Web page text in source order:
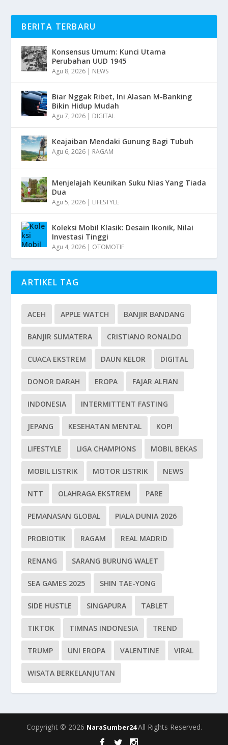
BERITA TERBARU
Konsensus Umum: Kunci Utama
Perubahan UUD 1945
Agu 8, 2026 | NEWS
Biar Nggak Ribet, Ini Alasan M-Banking
Bikin Hidup Mudah
Agu 7, 2026 | DIGITAL
Keajaiban Mendaki Gunung Bagi Tubuh
Agu 6, 2026 | RAGAM
Menjelajah Keunikan Suku Nias Yang Tiada
Dua
Agu 5, 2026 | LIFESTYLE
Koleksi Mobil Klasik: Desain Ikonik, Nilai
Investasi Tinggi
Agu 4, 2026 | OTOMOTIF
ARTIKEL TAG
ACEH APPLE WATCH BANJIR BANDANG
BANJIR SUMATERA CRISTIANO RONALDO
CUACA EKSTREM DAUN KELOR DIGITAL
DONOR DARAH EROPA FAJAR ALFIAN
INDONESIA INTERMITTENT FASTING
JEPANG KESEHATAN MENTAL KOPI
LIFESTYLE LIGA CHAMPIONS MOBIL BEKAS
MOBIL LISTRIK MOTOR LISTRIK NEWS
NTT OLAHRAGA EKSTREM PARE
PEMANASAN GLOBAL PIALA DUNIA 2026
PROBIOTIK RAGAM REAL MADRID
RENANG SARANG BURUNG WALET
SEA GAMES 2025 SHIN TAE-YONG
SIDE HUSTLE SINGAPURA TABLET
TIKTOK TIMNAS INDONESIA TREND
TRUMP UNI EROPA VALENTINE VIRAL
WISATA BERKELANJUTAN
Copyright © 2026 NaraSumber24All Rights Reserved.